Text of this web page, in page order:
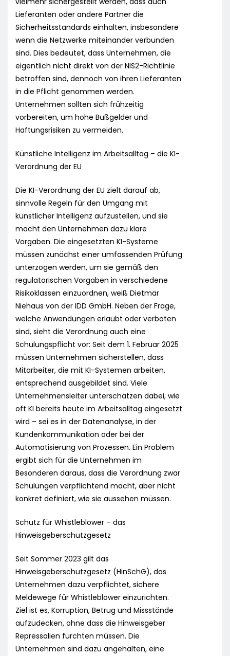
Lieferanten oder andere Partner die
Sicherheitsstandards einhalten, insbesondere
wenn die Netzwerke miteinander verbunden
sind. Dies bedeutet, dass Unternehmen, die
eigentlich nicht direkt von der NIS2-Richtlinie
betroffen sind, dennoch von ihren Lieferanten
in die Pflicht genommen werden.
Unternehmen sollten sich frühzeitig
vorbereiten, um hohe Bußgelder und
Haftungsrisiken zu vermeiden.
Künstliche Intelligenz im Arbeitsalltag – die KI-
Verordnung der EU
Die KI-Verordnung der EU zielt darauf ab,
sinnvolle Regeln für den Umgang mit
künstlicher Intelligenz aufzustellen, und sie
macht den Unternehmen dazu klare
Vorgaben. Die eingesetzten KI-Systeme
müssen zunächst einer umfassenden Prüfung
unterzogen werden, um sie gemäß den
regulatorischen Vorgaben in verschiedene
Risikoklassen einzuordnen, weiß Dietmar
Niehaus von der IDD GmbH. Neben der Frage,
welche Anwendungen erlaubt oder verboten
sind, sieht die Verordnung auch eine
Schulungspflicht vor: Seit dem 1. Februar 2025
müssen Unternehmen sicherstellen, dass
Mitarbeiter, die mit KI-Systemen arbeiten,
entsprechend ausgebildet sind. Viele
Unternehmensleiter unterschätzen dabei, wie
oft KI bereits heute im Arbeitsalltag eingesetzt
wird – sei es in der Datenanalyse, in der
Kundenkommunikation oder bei der
Automatisierung von Prozessen. Ein Problem
ergibt sich für die Unternehmen im
Besonderen daraus, dass die Verordnung zwar
Schulungen verpflichtend macht, aber nicht
konkret definiert, wie sie aussehen müssen.
Schutz für Whistleblower – das
Hinweisgeberschutzgesetz
Seit Sommer 2023 gilt das
Hinweisgeberschutzgesetz (HinSchG), das
Unternehmen dazu verpflichtet, sichere
Meldewege für Whistleblower einzurichten.
Ziel ist es, Korruption, Betrug und Missstände
aufzudecken, ohne dass die Hinweisgeber
Repressalien fürchten müssen. Die
Unternehmen sind dazu angehalten, eine